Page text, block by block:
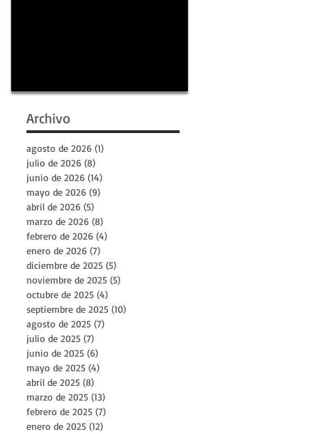
Archivo
agosto de 2026 (1)
julio de 2026 (8)
junio de 2026 (14)
mayo de 2026 (9)
abril de 2026 (5)
marzo de 2026 (8)
febrero de 2026 (4)
enero de 2026 (7)
diciembre de 2025 (5)
noviembre de 2025 (5)
octubre de 2025 (4)
septiembre de 2025 (10)
agosto de 2025 (7)
julio de 2025 (7)
junio de 2025 (6)
mayo de 2025 (4)
abril de 2025 (8)
marzo de 2025 (13)
febrero de 2025 (7)
enero de 2025 (12)